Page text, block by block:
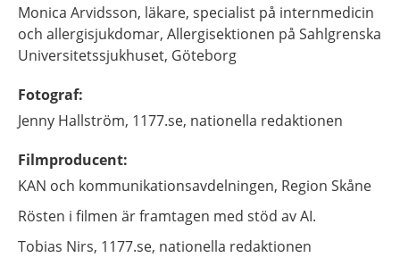
Monica Arvidsson, läkare, specialist på internmedicin
och allergisjukdomar, Allergisektionen på Sahlgrenska
Universitetssjukhuset, Göteborg
Fotograf:
Jenny Hallström, 1177.se, nationella redaktionen
Filmproducent:
KAN och kommunikationsavdelningen, Region Skåne
Rösten i filmen är framtagen med stöd av AI.
Tobias Nirs, 1177.se, nationella redaktionen